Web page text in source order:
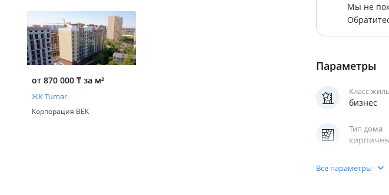
от 870 000 ₸ за м²
ЖК Tumar
Корпорация ВЕК
Мы не
Параметры
Класс
бизнес
Тип дома
Паркинг
Все параметры